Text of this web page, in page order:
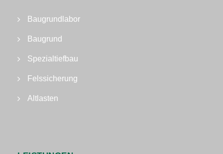
Baugrundlabor
Baugrund
Spezialtiefbau
Felssicherung
Altlasten